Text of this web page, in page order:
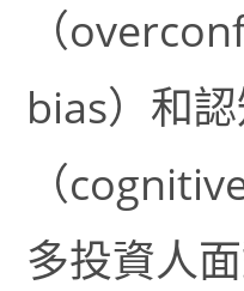
（
bias）和
（
多投資人